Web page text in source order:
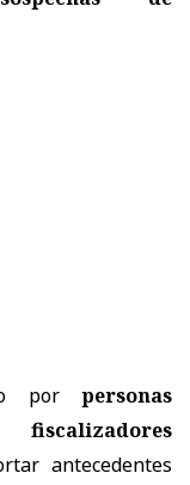
por personas
antecedentes